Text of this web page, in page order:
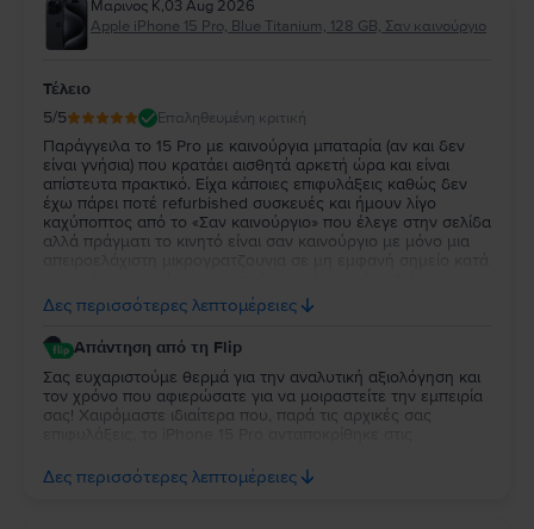
Μαρινος Κ,03 Aug 2026
Apple iPhone 15 Pro, Blue Titanium, 128 GB, Σαν καινούργιο
Τέλειο
5/5 Επαληθευμένη κριτική
Παράγγειλα το 15 Pro με καινούργια μπαταρία (αν και δεν
είναι γνήσια) που κρατάει αισθητά αρκετή ώρα και είναι
απίστευτα πρακτικό. Είχα κάποιες επιφυλάξεις καθώς δεν
έχω πάρει ποτέ refurbished συσκευές και ήμουν λίγο
καχύποπτος από το «Σαν καινούργιο» που έλεγε στην σελίδα
αλλά πράγματι το κινητό είναι σαν καινούργιο με μόνο μια
Κατά τα άλλα το κινητό λειτουργεί όπως θα έπρεπε, η οθόνη
είναι απίστευτη και η κάμερες εξίσου τέλειες. Έχω διαβάσει
από άλλα σχόλια με κακές κριτικές ότι τα κινητά που τους
έστελναν είχαν κάποια δυσλειτουργία είτε με τον έναν είτε
με τον άλλον τρόπο αλλά εγώ προσωπικά πιστεύω το κινητό
λειτουργεί άψογα και χωρίς την παραμικρή δυσλειτουργία.
Δες περισσότερες λεπτομέρειες
Απάντηση από τη Flip
Σας ευχαριστούμε θερμά για την αναλυτική αξιολόγηση και
τον χρόνο που αφιερώσατε για να μοιραστείτε την εμπειρία
σας! Χαιρόμαστε ιδιαίτερα που, παρά τις αρχικές σας
την κατάστασή της όσο και από την απόδοσή της. Η
εμπιστοσύνη σας και τα σχόλιά σας είναι ιδιαίτερα σημαντικά
Δες περισσότερες λεπτομέρειες